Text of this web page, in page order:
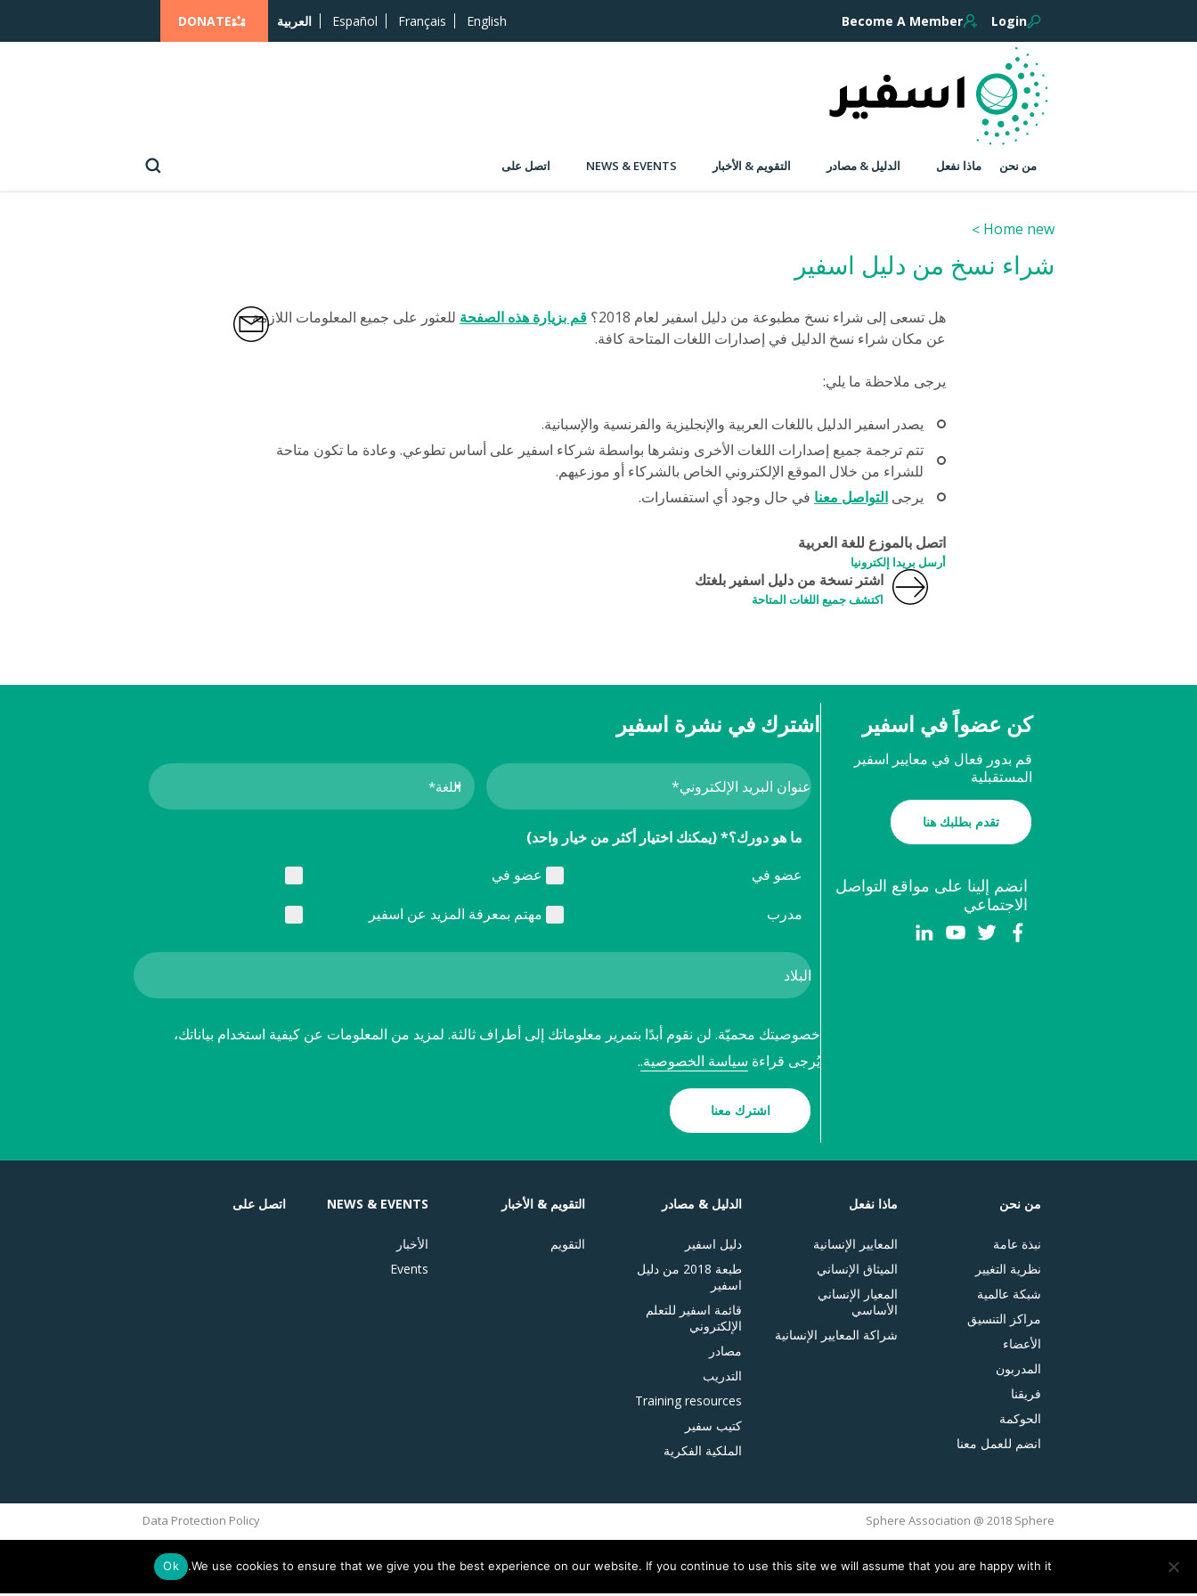
Login
Become A Member
English
Français
Español العربية DONATE
من نحن ماذا نفعل الدليل & مصادر التقويم & الأخبار NEWS & EVENTS اتصل على
Home new
شراء نسخ من دليل اسفير
هل تسعى إلى شراء نسخ مطبوعة من دليل اسفير لعام 2018؟ قم بزيارة هذه الصفحة للعثور على جميع المعلومات اللازمة
عن مكان شراء نسخ الدليل في إصدارات اللغات المتاحة كافة.
يرجى ملاحظة ما يلي:
يصدر اسفير الدليل باللغات العربية والإنجليزية والفرنسية والإسبانية.
تتم ترجمة جميع إصدارات اللغات الأخرى ونشرها بواسطة شركاء اسفير على أساس تطوعي. وعادة ما تكون متاحة
للشراء من خلال الموقع الإلكتروني الخاص بالشركاء أو موزعيهم.
يرجى التواصل معنا في حال وجود أي استفسارات.
اتصل بالموزع للغة العربية
أرسل بريدا إلكترونيا
اشتر نسخة من دليل اسفير بلغتك
اكتشف جميع اللغات المتاحة
كن عضواً في اسفير
قم بدور فعال في معايير اسفير
المستقبلية
تقدم بطلبك هنا
انضم إلينا على مواقع التواصل
الاجتماعي
اشترك في نشرة اسفير
ما هو دورك؟* (يمكنك اختيار أكثر من خيار واحد)
عضو في
عضو في
مدرب
مهتم بمعرفة المزيد عن اسفير
خصوصيتك محميّة. لن نقوم أبدًا بتمرير معلوماتك إلى أطراف ثالثة. لمزيد من المعلومات عن كيفية استخدام بياناتك،
يُرجى قراءة سياسة الخصوصية..
اشترك معنا
من نحن
نبذة عامة
نظرية التغيير
شبكة عالمية
مراكز التنسيق
الأعضاء
المدربون
فريقنا
الحوكمة
انضم للعمل معنا
ماذا نفعل
المعايير الإنسانية
الميثاق الإنساني
المعيار الإنساني
الأساسي
شراكة المعايير الإنسانية
الدليل & مصادر
دليل اسفير
طبعة 2018 من دليل
اسفير
قائمة اسفير للتعلم
الإلكتروني
مصادر
التدريب
Training resources
كتيب سفير
الملكية الفكرية
التقويم & الأخبار
التقويم
NEWS & EVENTS
الأخبار
Events
اتصل على
Sphere Association @ 2018 Sphere
Data Protection Policy
We use cookies to ensure that we give you the best experience on our website. If you continue to use this site we will assume that you are happy with it.
Ok